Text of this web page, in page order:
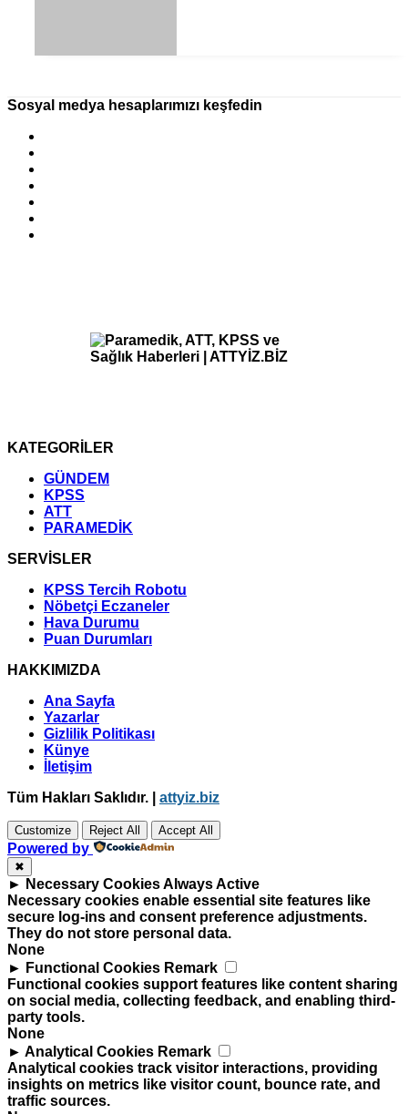
Sosyal medya hesaplarımızı keşfedin
KATEGORİLER
GÜNDEM
KPSS
ATT
PARAMEDİK
SERVİSLER
KPSS Tercih Robotu
Nöbetçi Eczaneler
Hava Durumu
Puan Durumları
HAKKIMIZDA
Ana Sayfa
Yazarlar
Gizlilik Politikası
Künye
İletişim
Tüm Hakları Saklıdır. | attyiz.biz
Customize Reject All Accept All
Powered by
✖
► Necessary CookiesAlways Active
Necessary cookies enable essential site features like
secure log-ins and consent preference adjustments.
They do not store personal data.
None
► Functional Cookies Remark
Functional cookies support features like content sharing
on social media, collecting feedback, and enabling third-
party tools.
None
► Analytical Cookies Remark
Analytical cookies track visitor interactions, providing
insights on metrics like visitor count, bounce rate, and
traffic sources.